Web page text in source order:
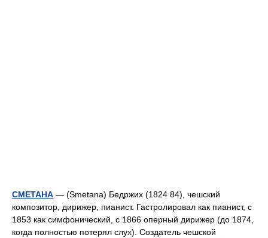
СМЕТАНА — (Smetana) Бедржих (1824 84), чешский
композитор, дирижер, пианист. Гастролировал как пианист, с
1853 как симфонический, с 1866 оперный дирижер (до 1874,
когда полностью потерял слух). Создатель чешской